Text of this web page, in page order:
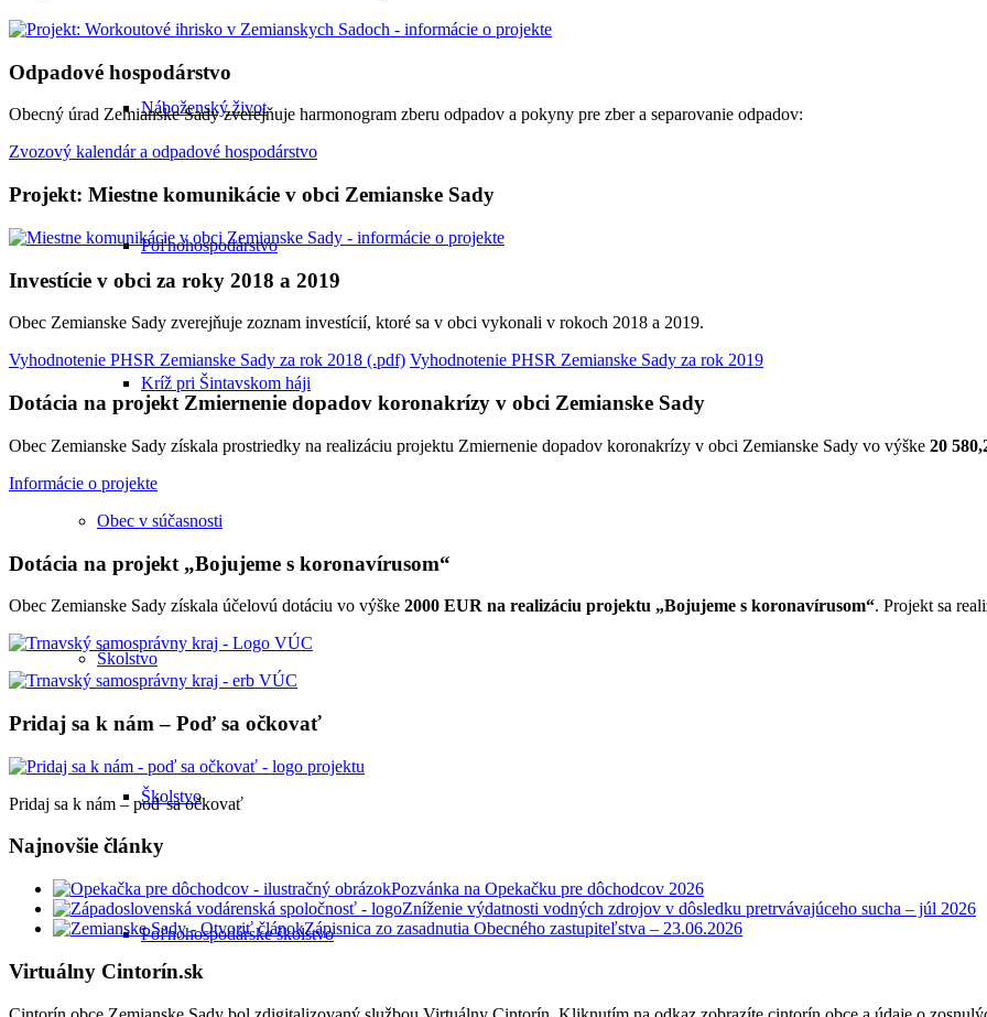
Náboženský život
Poľnohospodárstvo
Kríž pri Šintavskom háji
Obec v súčasnosti
Školstvo
Školstvo
Poľnohospodárske školstvo
Odpadové hospodárstvo
Obecný úrad Zemianske Sady zverejňuje harmonogram zberu odpadov a pokyny pre zber a separovanie odpadov:
Zvozový kalendár a odpadové hospodárstvo
Projekt: Miestne komunikácie v obci Zemianske Sady
Investície v obci za roky 2018 a 2019
Obec Zemianske Sady zverejňuje zoznam investícií, ktoré sa v obci vykonali v rokoch 2018 a 2019.
Vyhodnotenie PHSR Zemianske Sady za rok 2018 (.pdf) Vyhodnotenie PHSR Zemianske Sady za rok 2019
Dotácia na projekt Zmiernenie dopadov koronakrízy v obci Zemianske Sady
Obec Zemianske Sady získala prostriedky na realizáciu projektu Zmiernenie dopadov koronakrízy v obci Zemianske Sady vo výške 20
Informácie o projekte
Dotácia na projekt „Bojujeme s koronavírusom“
Obec Zemianske Sady získala účelovú dotáciu vo výške 2000 EUR na realizáciu projektu „Bojujeme s koronavírusom“. Projekt sa
Pridaj sa k nám – Poď sa očkovať
Pridaj sa k nám – poď sa očkovať
Najnovšie články
Pozvánka na Opekačku pre dôchodcov 2026
Zníženie výdatnosti vodných zdrojov v dôsledku pretrvávajúceho sucha – júl 2026
Zápisnica zo zasadnutia Obecného zastupiteľstva – 23.06.2026
Virtuálny Cintorín.sk